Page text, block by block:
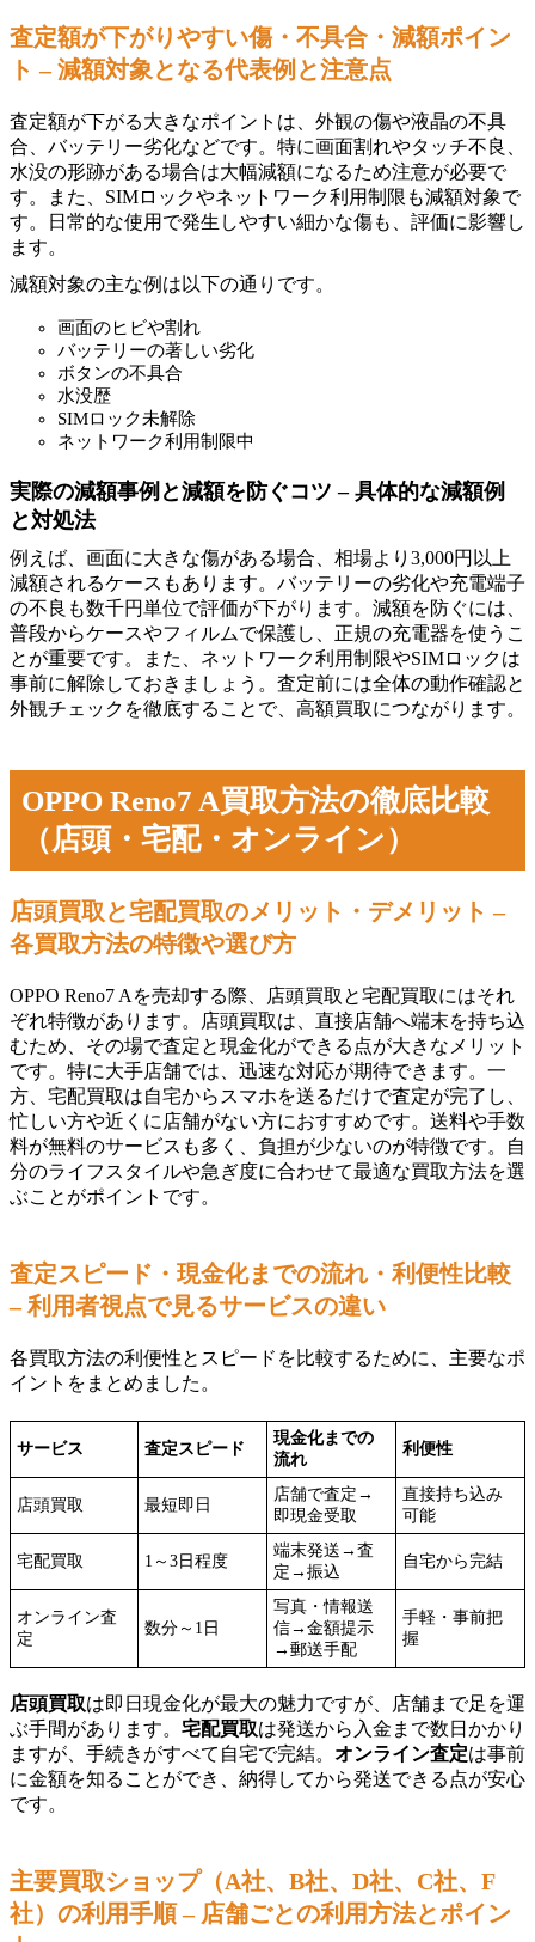
査定額が下がりやすい傷・不具合・減額ポイン
ト – 減額対象となる代表例と注意点
査定額が下がる大きなポイントは、外観の傷や液晶の不具
合、バッテリー劣化などです。特に画面割れやタッチ不良、
水没の形跡がある場合は大幅減額になるため注意が必要で
す。また、SIMロックやネットワーク利用制限も減額対象で
す。日常的な使用で発生しやすい細かな傷も、評価に影響し
ます。
減額対象の主な例は以下の通りです。
画面のヒビや割れ
バッテリーの著しい劣化
ボタンの不具合
水没歴
SIMロック未解除
ネットワーク利用制限中
実際の減額事例と減額を防ぐコツ – 具体的な減額例
と対処法
例えば、画面に大きな傷がある場合、相場より3,000円以上
減額されるケースもあります。バッテリーの劣化や充電端子
の不良も数千円単位で評価が下がります。減額を防ぐには、
普段からケースやフィルムで保護し、正規の充電器を使うこ
とが重要です。また、ネットワーク利用制限やSIMロックは
事前に解除しておきましょう。査定前には全体の動作確認と
外観チェックを徹底することで、高額買取につながります。
OPPO Reno7 A買取方法の徹底比較
（店頭・宅配・オンライン）
店頭買取と宅配買取のメリット・デメリット –
各買取方法の特徴や選び方
OPPO Reno7 Aを売却する際、店頭買取と宅配買取にはそれ
ぞれ特徴があります。店頭買取は、直接店舗へ端末を持ち込
むため、その場で査定と現金化ができる点が大きなメリット
です。特に大手店舗では、迅速な対応が期待できます。一
方、宅配買取は自宅からスマホを送るだけで査定が完了し、
忙しい方や近くに店舗がない方におすすめです。送料や手数
料が無料のサービスも多く、負担が少ないのが特徴です。自
分のライフスタイルや急ぎ度に合わせて最適な買取方法を選
ぶことがポイントです。
査定スピード・現金化までの流れ・利便性比較
– 利用者視点で見るサービスの違い
各買取方法の利便性とスピードを比較するために、主要なポ
イントをまとめました。
サービス 査定スピード
現金化までの
流れ
利便性
店頭買取 最短即日
店舗で査定→
即現金受取
直接持ち込み
可能
宅配買取 1～3日程度
端末発送→査
定→振込
自宅から完結
オンライン査
定
数分～1日
写真・情報送
信→金額提示
→郵送手配
手軽・事前把
握
店頭買取は即日現金化が最大の魅力ですが、店舗まで足を運
ぶ手間があります。 宅配買取は発送から入金まで数日かかり
ますが、手続きがすべて自宅で完結。 オンライン査定は事前
に金額を知ることができ、納得してから発送できる点が安心
です。
主要買取ショップ（A社、B社、D社、C社、F
社）の利用手順 – 店舗ごとの利用方法とポイン